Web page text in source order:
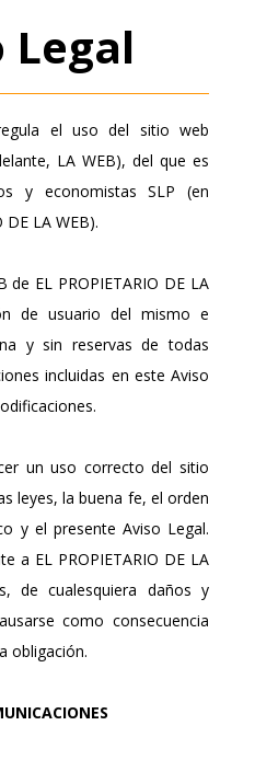
Legal
el uso del sitio web
LA WEB), del que es
y economistas SLP (en
DE LA WEB).
EL PROPIETARIO DE LA
de usuario del mismo e
y sin reservas de todas
incluidas en este Aviso
un uso correcto del sitio
leyes, la buena fe, el orden
y el presente Aviso Legal.
a EL PROPIETARIO DE LA
de cualesquiera daños y
como consecuencia
obligación.